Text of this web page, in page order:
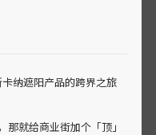
纳遮阳产品的跨界之旅
就给商业街加个「顶」